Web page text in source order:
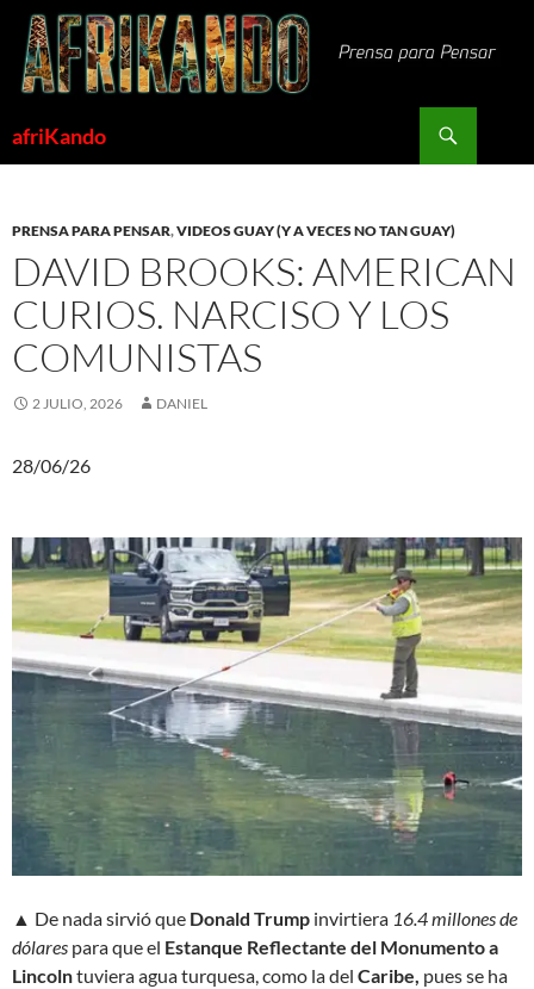
Saltar
contenido
afriKando
PRENSA PARA PENSAR,VIDEOS GUAY (Y A VECES NO TAN GUAY)
DAVID BROOKS: AMERICAN
CURIOS. NARCISO Y LOS
COMUNISTAS
2 JULIO, 2026 DANIEL
28/06/26
▲ De nada sirvió que Donald Trump invirtiera 16.4 millones de
dólares para que el Estanque Reflectante del Monumento a
Lincolntuviera agua turquesa, como la del Caribe, pues se ha